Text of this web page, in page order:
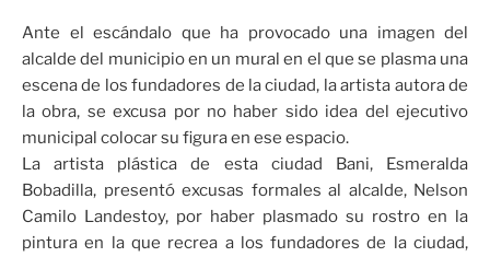
Ante el escándalo que ha provocado una imagen del
alcalde del municipio en un mural en el que se plasma una
escena de los fundadores de la ciudad, la artista autora de
la obra, se excusa por no haber sido idea del ejecutivo
municipal colocar su figura en ese espacio.
La artista plástica de esta ciudad Bani, Esmeralda
Bobadilla, presentó excusas formales al alcalde, Nelson
Camilo Landestoy, por haber plasmado su rostro en la
pintura en la que recrea a los fundadores de la ciudad,